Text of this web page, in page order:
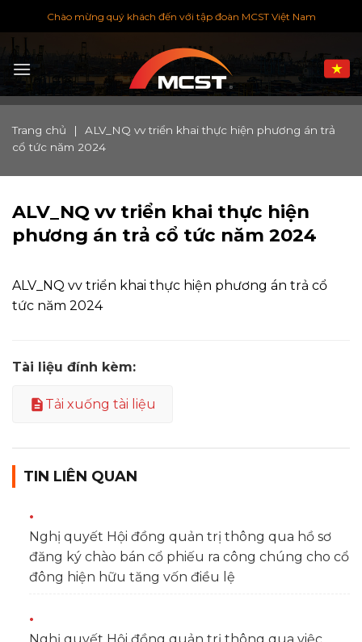
đến
nội
dung
Chào mừng quý khách đến với tập đoàn MCST Việt Nam
Trang chủ |
ALV_NQ vv triển khai thực hiện phương án trả
cổ tức năm 2024
ALV_NQ vv triển khai thực hiện
phương án trả cổ tức năm 2024
ALV_NQ vv triển khai thực hiện phương án trả cổ
tức năm 2024
Tài liệu đính kèm:
Tải xuống tài liệu
TIN LIÊN QUAN
Nghị quyết Hội đồng quản trị thông qua hồ sơ
đăng ký chào bán cổ phiếu ra công chúng cho cổ
đông hiện hữu tăng vốn điều lệ